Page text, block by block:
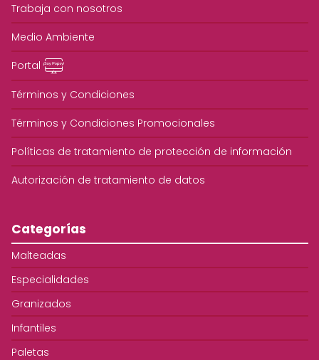
Trabaja con nosotros
Medio Ambiente
Portal
Términos y Condiciones
Términos y Condiciones Promocionales
Políticas de tratamiento de protección de información
Autorización de tratamiento de datos
Categorías
Malteadas
Especialidades
Granizados
Infantiles
Paletas